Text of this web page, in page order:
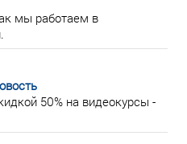
мы работаем в
50% на видеокурсы -